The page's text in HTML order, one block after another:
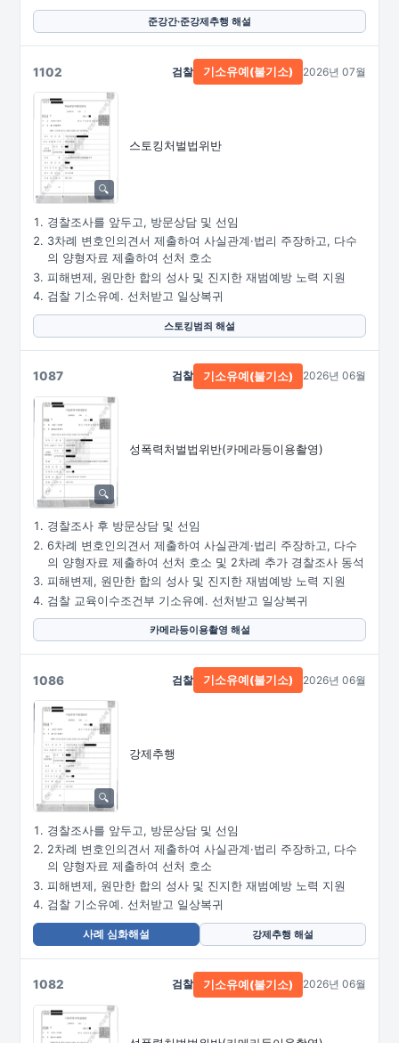
준강간·준강제추행 해설
1102
스토킹처벌법위반
검찰 기소유예(불기소) 2026년 07월
경찰조사를 앞두고, 방문상담 및 선임
3차례 변호인의견서 제출하여 사실관계·법리 주장하고, 다수
의 양형자료 제출하여 선처 호소
피해변제, 원만한 합의 성사 및 진지한 재범예방 노력 지원
검찰 기소유예. 선처받고 일상복귀
스토킹범죄 해설
1087
성폭력처벌법위반(카메라등이용촬영)
검찰 기소유예(불기소) 2026년 06월
경찰조사 후 방문상담 및 선임
6차례 변호인의견서 제출하여 사실관계·법리 주장하고, 다수
의 양형자료 제출하여 선처 호소 및 2차례 추가 경찰조사 동석
피해변제, 원만한 합의 성사 및 진지한 재범예방 노력 지원
검찰 교육이수조건부 기소유예. 선처받고 일상복귀
카메라등이용촬영 해설
1086
강제추행
검찰 기소유예(불기소) 2026년 06월
경찰조사를 앞두고, 방문상담 및 선임
2차례 변호인의견서 제출하여 사실관계·법리 주장하고, 다수
의 양형자료 제출하여 선처 호소
피해변제, 원만한 합의 성사 및 진지한 재범예방 노력 지원
검찰 기소유예. 선처받고 일상복귀
사례 심화해설 강제추행 해설
1082 검찰 기소유예(불기소) 2026년 06월